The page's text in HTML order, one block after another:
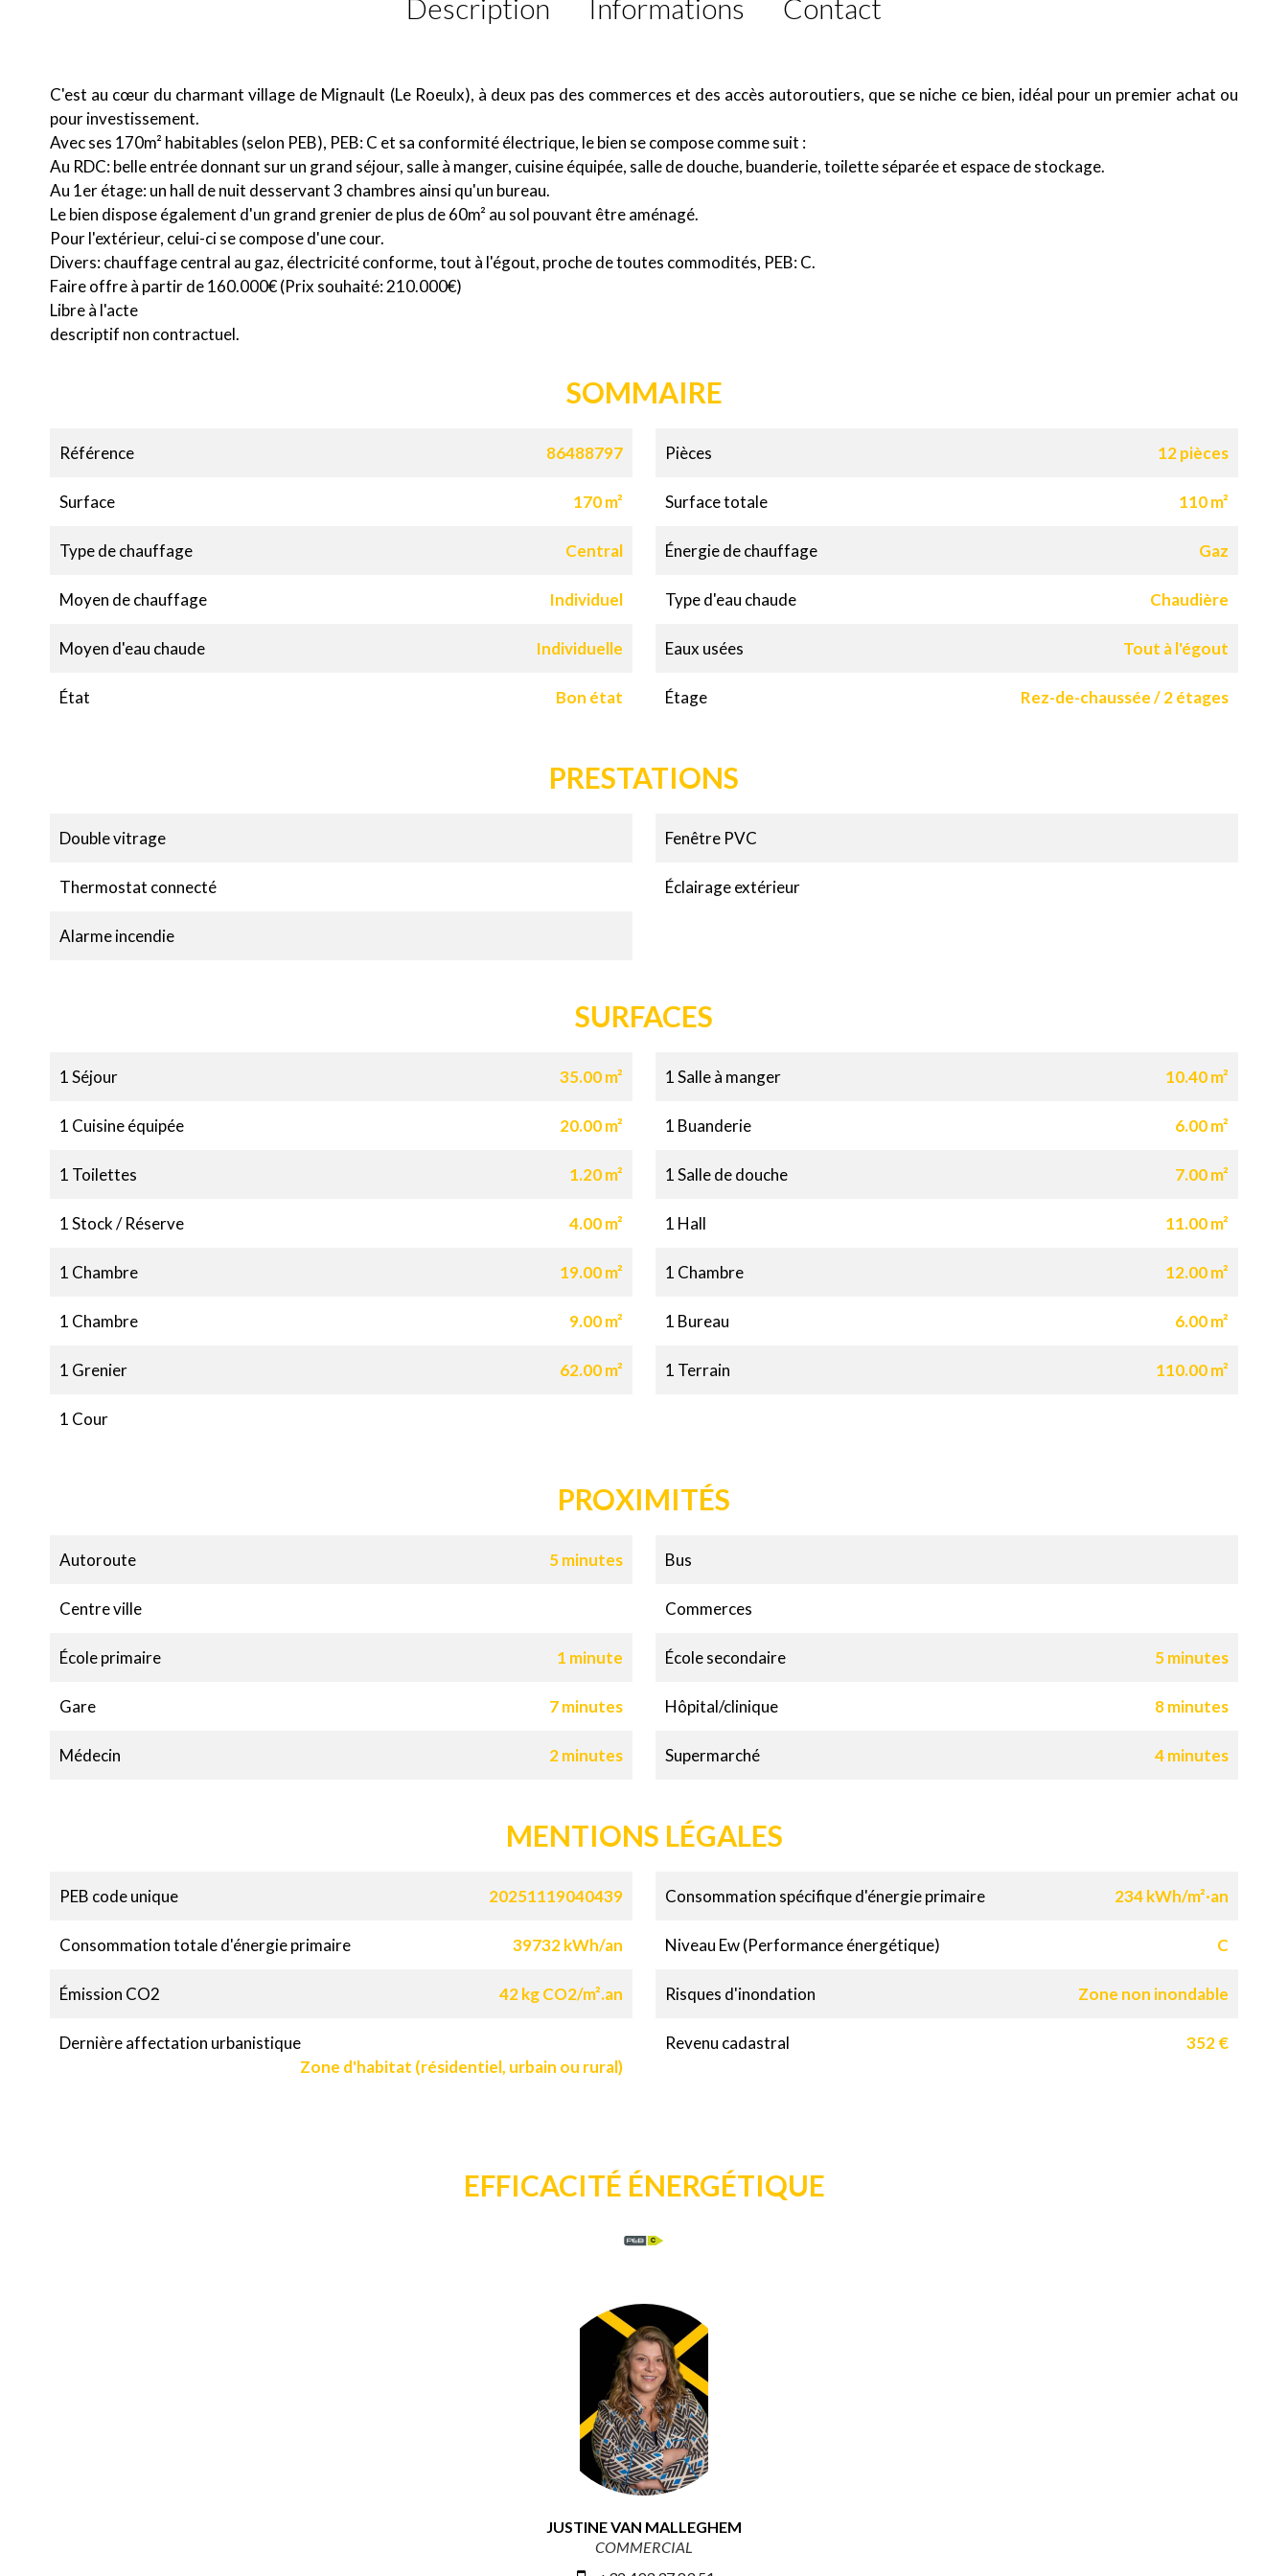
Description Informations Contact
C'est au cœur du charmant village de Mignault (Le Roeulx), à deux pas des commerces et des accès autoroutiers, que se niche ce bien, idéal pour un premier achat ou
pour investissement.
Avec ses 170m² habitables (selon PEB), PEB: C et sa conformité électrique, le bien se compose comme suit :
Au RDC: belle entrée donnant sur un grand séjour, salle à manger, cuisine équipée, salle de douche, buanderie, toilette séparée et espace de stockage.
Au 1er étage: un hall de nuit desservant 3 chambres ainsi qu'un bureau.
Le bien dispose également d'un grand grenier de plus de 60m² au sol pouvant être aménagé.
Pour l'extérieur, celui-ci se compose d'une cour.
Divers: chauffage central au gaz, électricité conforme, tout à l'égout, proche de toutes commodités, PEB: C.
Faire offre à partir de 160.000€ (Prix souhaité: 210.000€)
Libre à l'acte
descriptif non contractuel.
SOMMAIRE
Référence 86488797 Pièces 12 pièces
Surface 170 m² Surface totale 110 m²
Type de chauffage Central Énergie de chauffage Gaz
Moyen de chauffage Individuel Type d'eau chaude Chaudière
Moyen d'eau chaude Individuelle Eaux usées Tout à l'égout
État Bon état Étage Rez-de-chaussée / 2 étages
PRESTATIONS
Double vitrage Fenêtre PVC
Thermostat connecté Éclairage extérieur
Alarme incendie
SURFACES
1 Séjour 35.00 m² 1 Salle à manger 10.40 m²
1 Cuisine équipée 20.00 m² 1 Buanderie 6.00 m²
1 Toilettes 1.20 m² 1 Salle de douche 7.00 m²
1 Stock / Réserve 4.00 m² 1 Hall 11.00 m²
1 Chambre 19.00 m² 1 Chambre 12.00 m²
1 Chambre 9.00 m² 1 Bureau 6.00 m²
1 Grenier 62.00 m² 1 Terrain 110.00 m²
1 Cour
PROXIMITÉS
Autoroute 5 minutes Bus
Centre ville Commerces
École primaire 1 minute École secondaire 5 minutes
Gare 7 minutes Hôpital/clinique 8 minutes
Médecin 2 minutes Supermarché 4 minutes
MENTIONS LÉGALES
PEB code unique 20251119040439 Consommation spécifique d'énergie primaire 234 kWh/m²·an
Consommation totale d'énergie primaire 39732 kWh/an Niveau Ew (Performance énergétique) C
Émission CO2 42 kg CO2/m².an Risques d'inondation Zone non inondable
Dernière affectation urbanistique
Zone d'habitat (résidentiel, urbain ou rural)
Revenu cadastral 352 €
EFFICACITÉ ÉNERGÉTIQUE
C
JUSTINE VAN MALLEGHEM
COMMERCIAL